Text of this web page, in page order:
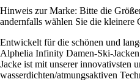
Hinweis zur Marke: Bitte die
andernfalls wählen Sie die kleinere
Entwickelt für die schönen und
Alphelia Infinity Damen-Ski-
Jacke ist mit unserer innovativsten
wasserdichten/atmungsaktiven